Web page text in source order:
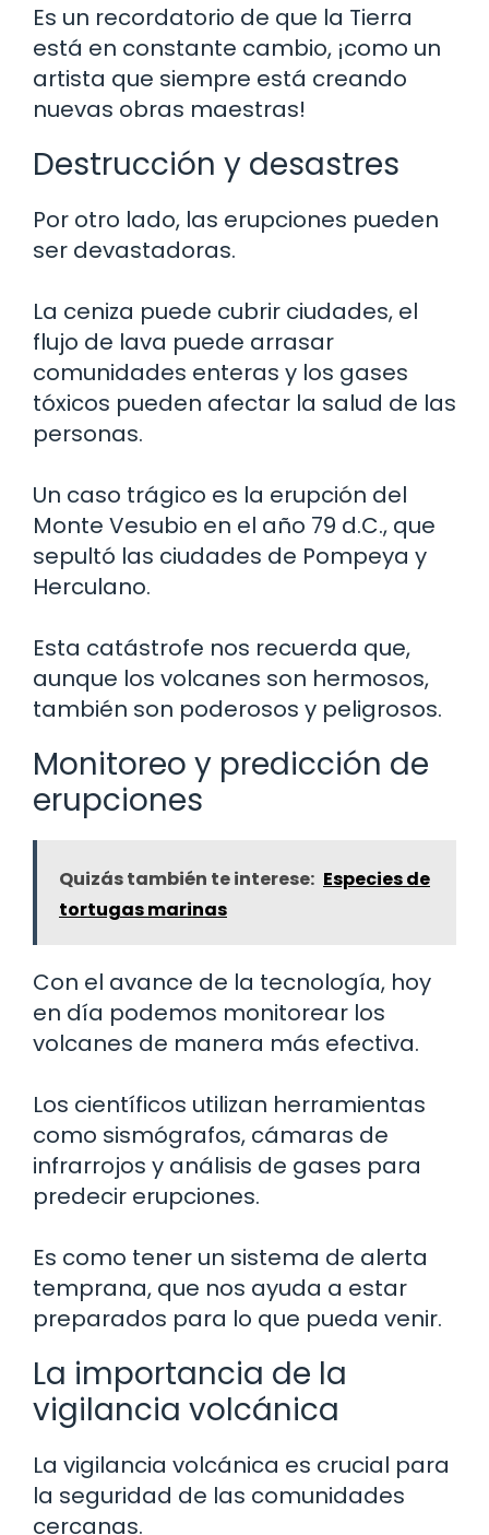
Es un recordatorio de que la Tierra
está en constante cambio, ¡como un
artista que siempre está creando
nuevas obras maestras!
Destrucción y desastres
Por otro lado, las erupciones pueden
ser devastadoras.
La ceniza puede cubrir ciudades, el
flujo de lava puede arrasar
comunidades enteras y los gases
tóxicos pueden afectar la salud de las
personas.
Un caso trágico es la erupción del
Monte Vesubio en el año 79 d.C., que
sepultó las ciudades de Pompeya y
Herculano.
Esta catástrofe nos recuerda que,
aunque los volcanes son hermosos,
también son poderosos y peligrosos.
Monitoreo y predicción de
erupciones
Quizás también te interese: Especies de
tortugas marinas
Con el avance de la tecnología, hoy
en día podemos monitorear los
volcanes de manera más efectiva.
Los científicos utilizan herramientas
como sismógrafos, cámaras de
infrarrojos y análisis de gases para
predecir erupciones.
Es como tener un sistema de alerta
temprana, que nos ayuda a estar
preparados para lo que pueda venir.
La importancia de la
vigilancia volcánica
La vigilancia volcánica es crucial para
la seguridad de las comunidades
cercanas.